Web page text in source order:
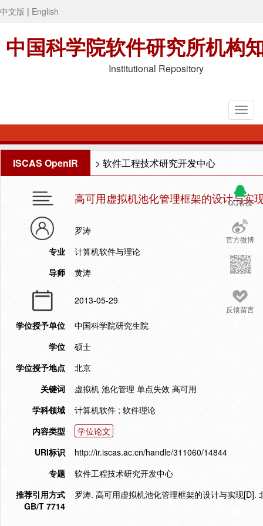
中文版 | English
中国科学院软件研究所机构
Institutional Repository
ISCAS OpenIR > 软件工程技术研究开发中心
QQ客服
官方微博
反馈留言
高可用虚拟机池化管理框架的设计与实
罗涛
专业
计算机软件与理论
导师
黄涛
2013-05-29
学位授予单位
中国科学院研究生院
学位
硕士
学位授予地点
北京
关键词
虚拟机 池化管理 单点失效 高可用
学科领域
计算机软件 ; 软件理论
内容类型
学位论文
URI标识
http://ir.iscas.ac.cn/handle/311060/14844
专题
软件工程技术研究开发中心
推荐引用方式
GB/T 7714
罗涛. 高可用虚拟机池化管理框架的设计与实现[D].